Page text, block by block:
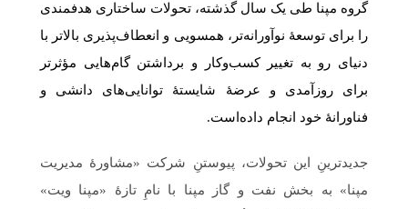
گروه مپنا طی یک سال گذشته، تحولات ساختاری هدفمندی
را برای توسعۀ نوآورانه‌تر، همسویی و انعطاف‌پذیری بالاتر با
دنیای رو به تغییر کسب‌وکار و برداشتن گام‌هایی مؤثرتر
برای روزآمدی و عرضۀ شایستۀ توانایی‌های دانشی و
فناورانۀ خود انجام داده‌است.
جدیدترینِ این تحولات، پیوستنِ شرکت «مشاورۀ مدیریت
مپنا» به بخش نفت و گاز مپنا با نامِ تازۀ «مپنا ویت»